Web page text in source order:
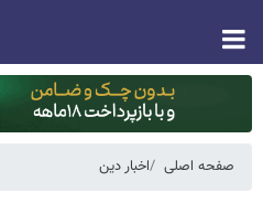
صفحه اصلی اخبار دین